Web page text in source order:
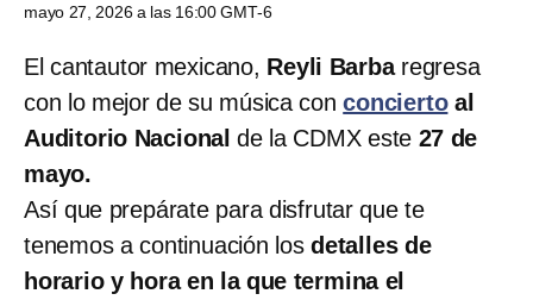
mayo 27, 2026 a las 16:00 GMT-6
El cantautor mexicano, Reyli Barbaregresa
con lo mejor de su música con conciertoal
Auditorio Nacionalde la CDMX este 27 de
mayo.
Así que prepárate para disfrutar que te
tenemos a continuación losdetalles de
horario y hora en la que termina el